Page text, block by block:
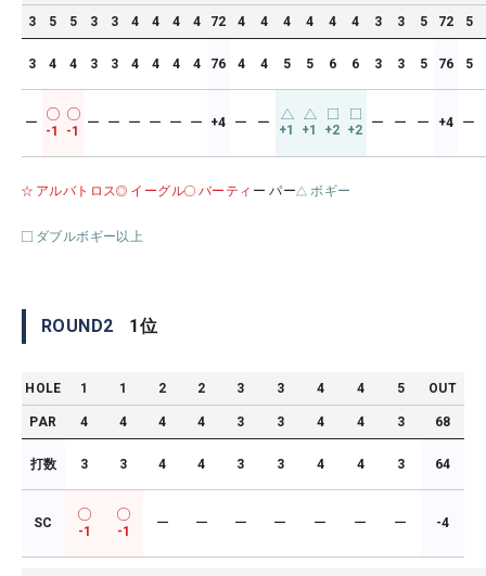
3 5 5 3 3 4 4 4 4 72 4 4 4 4 4 4 3 3 5 72 5
3 4 4 3 3 4 4 4 4 76 4 4 5 5 6 6 3 3 5 76 5
ー
-1 -1
ー ー ー ー ー ー +4 ー ー +1 +1 +2 +2 ー ー ー +4 ー
アルバトロス イーグル バーティ ー パー ボギー
ダブルボギー以上
ROUND2 1 位
HOLE 1 1 2 2 3 3 4 4 5 OUT
PAR 4 4 4 4 3 3 4 4 3 68
打数 3 3 4 4 3 3 4 4 3 64
SC
-1 -1
ー ー ー ー ー ー ー -4